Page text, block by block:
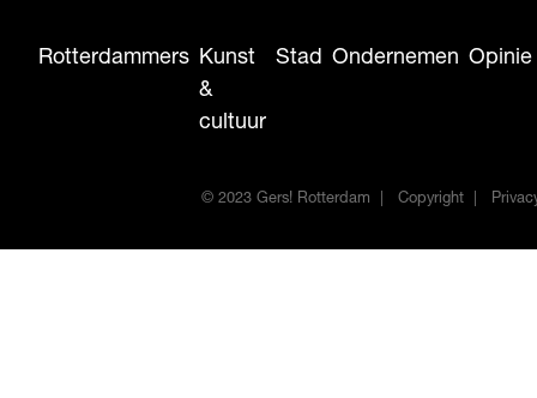
Rotterdammers Kunst
&
cultuur
Stad Ondernemen Opinie
© 2023 Gers! Rotterdam Copyright